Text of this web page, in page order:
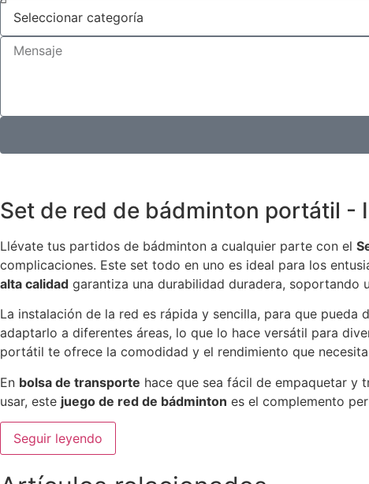
Set de red de bádminton portátil
Llévate tus partidos de bádminton a cualquier parte con el
complicaciones. Este set todo en uno es ideal para los
alta calidad garantiza una durabilidad duradera, soportando
La instalación de la red es rápida y sencilla, para que
adaptarlo a diferentes áreas, lo que lo hace versátil para
portátil te ofrece la comodidad y el rendimiento que
En bolsa de transporte hace que sea fácil de empaquetar y
usar, este juego de red de bádminton es el complemento
Seguir leyendo